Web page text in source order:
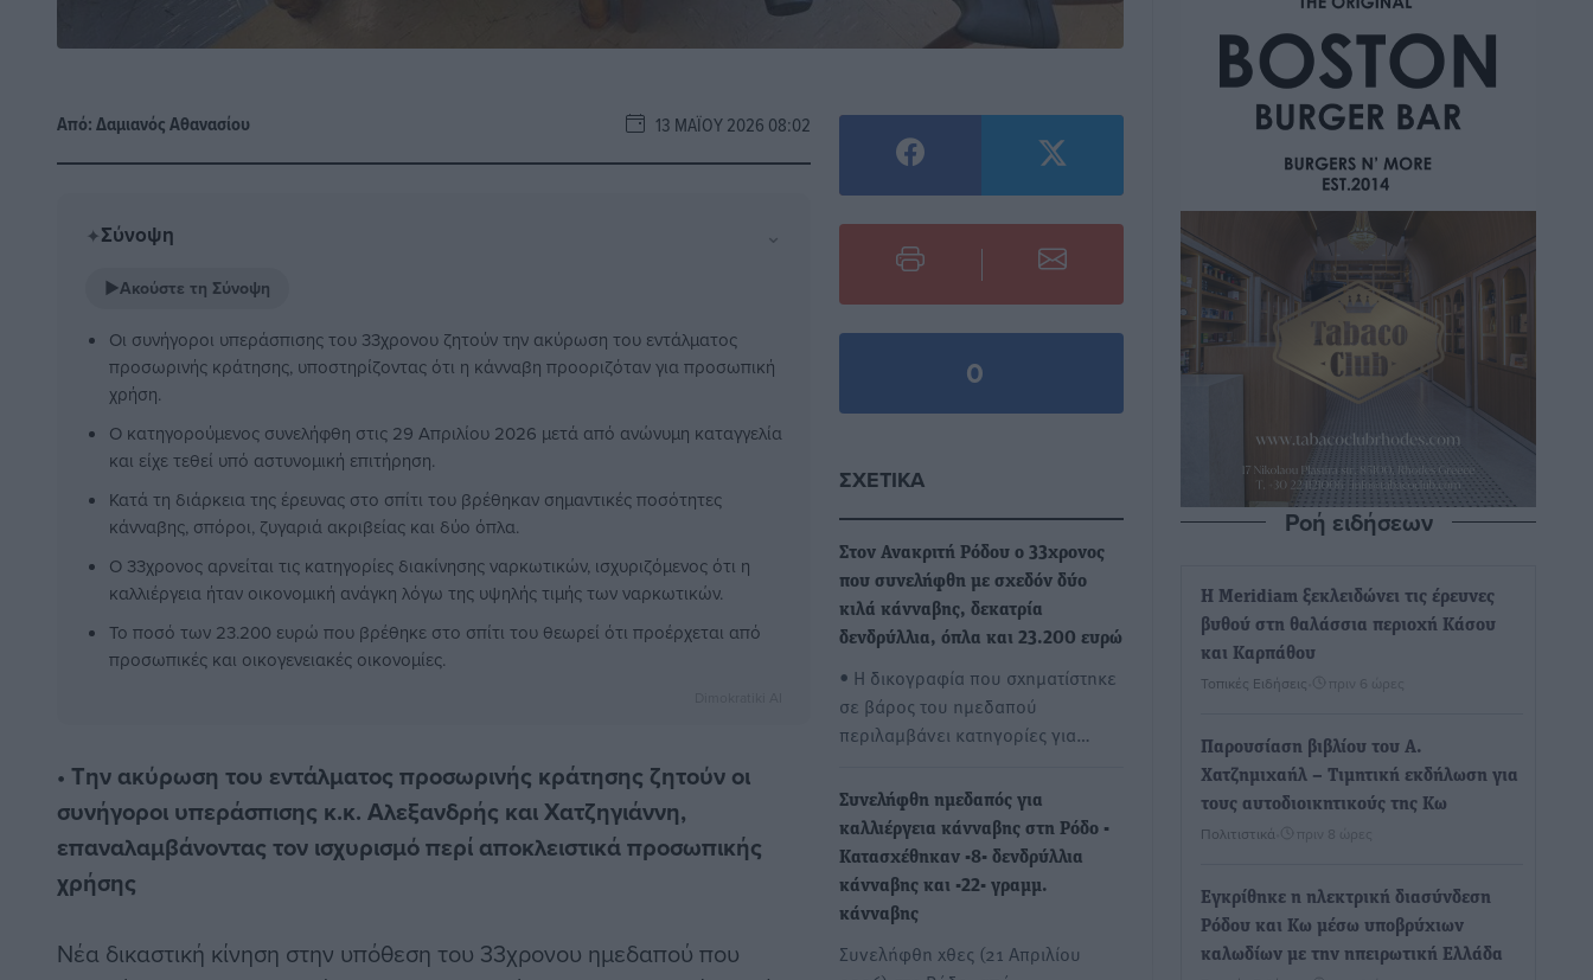
Από:Δαμιανός Αθανασίου 13 ΜΑΪ́ΟΥ 2026 08:02
✦Σύνοψη ⌄
▶Ακούστε τη Σύνοψη
Οι συνήγοροι υπεράσπισης του 33χρονου ζητούν την ακύρωση του εντάλματος
προσωρινής κράτησης, υποστηρίζοντας ότι η κάνναβη προοριζόταν για προσωπική
χρήση.
Ο κατηγορούμενος συνελήφθη στις 29 Απριλίου 2026 μετά από ανώνυμη καταγγελία
και είχε τεθεί υπό αστυνομική επιτήρηση.
Κατά τη διάρκεια της έρευνας στο σπίτι του βρέθηκαν σημαντικές ποσότητες
κάνναβης, σπόροι, ζυγαριά ακριβείας και δύο όπλα.
Ο 33χρονος αρνείται τις κατηγορίες διακίνησης ναρκωτικών, ισχυριζόμενος ότι η
καλλιέργεια ήταν οικονομική ανάγκη λόγω της υψηλής τιμής των ναρκωτικών.
Το ποσό των 23.200 ευρώ που βρέθηκε στο σπίτι του θεωρεί ότι προέρχεται από
προσωπικές και οικογενειακές οικονομίες.
• Την ακύρωση του εντάλματος προσωρινής κράτησης ζητούν οι
συνήγοροι υπεράσπισης κ.κ. Αλεξανδρής και Χατζηγιάννη,
επαναλαμβάνοντας τον ισχυρισμό περί αποκλειστικά προσωπικής
χρήσης
Νέα δικαστική κίνηση στην υπόθεση του 33χρονου ημεδαπού που
0
ΣΧΕΤΙΚΆ
Στον Ανακριτή Ρόδου ο 33χρονος
που συνελήφθη με σχεδόν δύο
κιλά κάνναβης, δεκατρία
δενδρύλλια, όπλα και 23.200 ευρώ
• Η δικογραφία που σχηματίστηκε
σε βάρος του ημεδαπού
περιλαμβάνει κατηγορίες για…
Συνελήφθη ημεδαπός για
καλλιέργεια κάνναβης στη Ρόδο -
Κατασχέθηκαν -8- δενδρύλλια
κάνναβης και -22- γραμμ.
κάνναβης
Συνελήφθη χθες (21 Απριλίου
Ροή ειδήσεων
Η Meridiam ξεκλειδώνει τις έρευνες
βυθού στη θαλάσσια περιοχή Κάσου
και Καρπάθου
Τοπικές Ειδήσεις πριν 6 ώρες
Παρουσίαση βιβλίου του Α.
Χατζημιχαήλ – Τιμητική εκδήλωση για
τους αυτοδιοικητικούς της Κω
Πολιτιστικά πριν 8 ώρες
Εγκρίθηκε η ηλεκτρική διασύνδεση
Ρόδου και Κω μέσω υποβρύχιων
καλωδίων με την ηπειρωτική Ελλάδα